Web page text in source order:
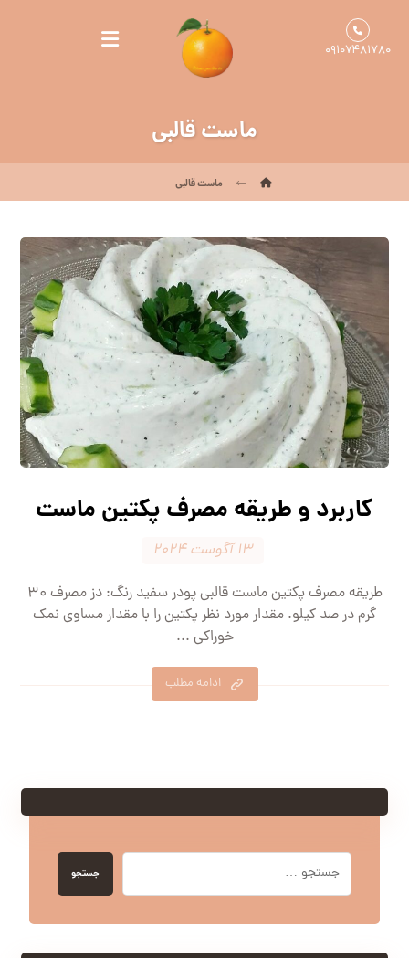
۰۹۱۰۷۴۸۱۷۸۰
ماست قالبی
ماست قالبی
کاربرد و طریقه مصرف پکتین ماست
۱۳ آگوست ۲۰۲۴
طریقه مصرف پکتین ماست قالبی پودر سفید رنگ: دز مصرف ۳۰
گرم در صد کیلو. مقدار مورد نظر پکتین را با مقدار مساوی نمک
خوراکی ...
ادامه مطلب
جستجو